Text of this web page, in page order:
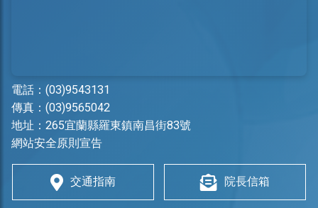
電話： (03)9543131
傳真：(03)9565042
地址： 265宜蘭縣羅東鎮南昌街83號
網站安全原則宣告
交通指南 院長信箱